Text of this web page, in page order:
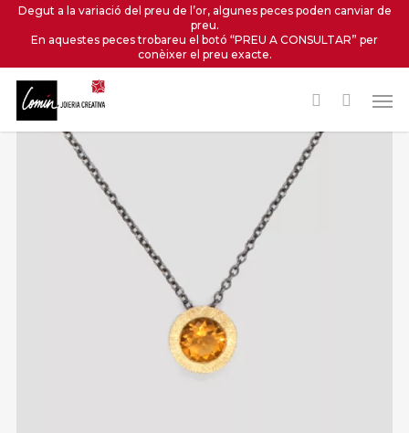
Skip
content
Degut a la variació del preu de l’or, algunes peces poden canviar de
preu.
En aquestes peces trobareu el botó “PREU A CONSULTAR” per
conèixer el preu exacte.